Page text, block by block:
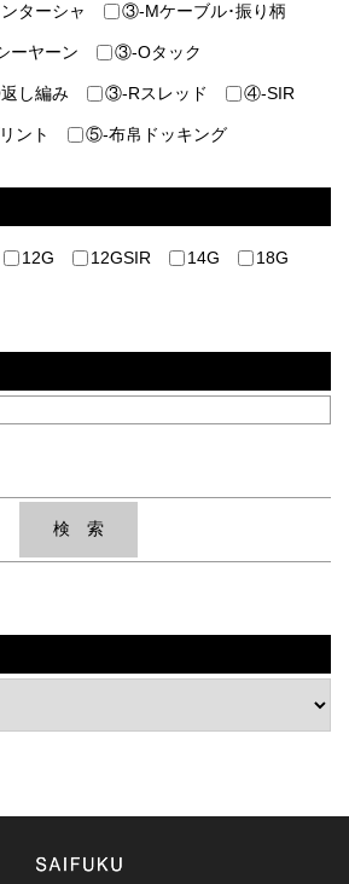
ターシャ ③-Mケーブル･振り柄
ーヤーン ③-Oタック
し編み ③-Rスレッド ④-SIR
ント ⑤-布帛ドッキング
12G 12GSIR 14G 18G
ワード